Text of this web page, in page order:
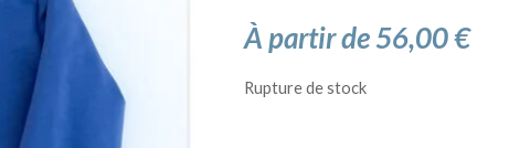
À partir de56,00€
Rupture de stock